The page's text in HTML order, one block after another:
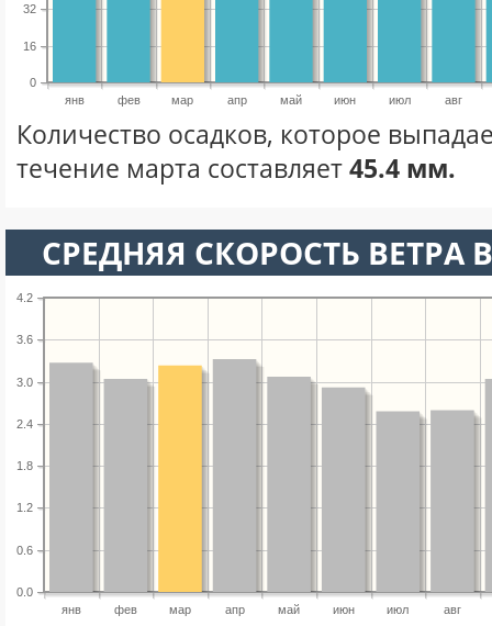
янв фев мар апр май июн июл авг
0
16
32
Количество осадков, которое
течение марта составляет45.4 мм.
СРЕДНЯЯ СКОРОСТЬ ВЕТРА
янв фев мар апр май июн июл авг
0.0
0.6
1.2
1.8
2.4
3.0
3.6
4.2